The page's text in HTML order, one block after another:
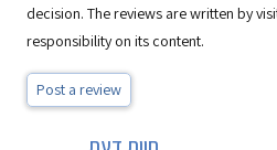
decision. The reviews are written by
responsibility on its content.
Post a review